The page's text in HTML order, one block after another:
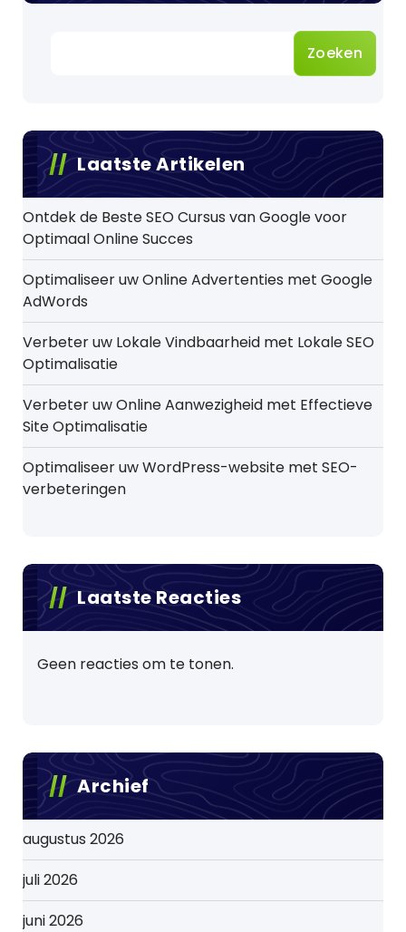
Zoeken
Laatste Artikelen
Ontdek de Beste SEO Cursus van Google voor
Optimaal Online Succes
Optimaliseer uw Online Advertenties met Google
AdWords
Verbeter uw Lokale Vindbaarheid met Lokale SEO
Optimalisatie
Verbeter uw Online Aanwezigheid met Effectieve
Site Optimalisatie
Optimaliseer uw WordPress-website met SEO-
verbeteringen
Laatste Reacties
Geen reacties om te tonen.
Archief
augustus 2026
juli 2026
juni 2026